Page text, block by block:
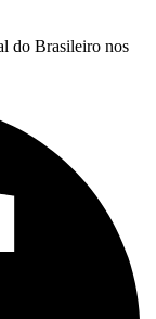
do Brasileiro nos